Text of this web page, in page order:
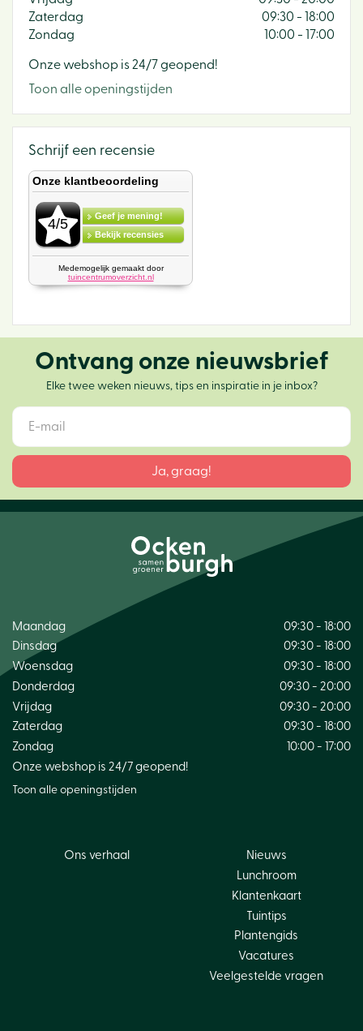
Zaterdag
09:30 - 18:00
Zondag
10:00 - 17:00
Onze webshop is 24/7 geopend!
Toon alle openingstijden
Schrijf een recensie
Ontvang onze nieuwsbrief
Elke twee weken nieuws, tips en inspiratie in je inbox?
Maandag
09:30 - 18:00
Dinsdag
09:30 - 18:00
Woensdag
09:30 - 18:00
Donderdag
09:30 - 20:00
Vrijdag
09:30 - 20:00
Zaterdag
09:30 - 18:00
Zondag
10:00 - 17:00
Onze webshop is 24/7 geopend!
Toon alle openingstijden
Ons verhaal
Nieuws
Lunchroom
Klantenkaart
Tuintips
Plantengids
Vacatures
Veelgestelde vragen